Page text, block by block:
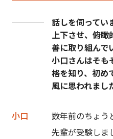
話しを伺ってい
上下させ、俯瞰
善に取り組んで
小口さんはそも
格を知り、初め
風に思われまし
小口
数年前のちょう
先輩が受験しま